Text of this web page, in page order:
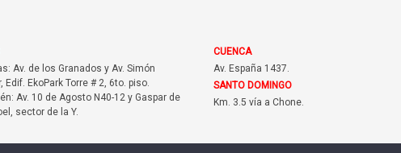
Av. de los Granados y Av. Simón
Edif. EkoPark Torre # 2, 6to. piso.
Av. 10 de Agosto N40-12 y Gaspar de
sector de la Y.
CUENCA
Av. España 1437.
SANTO DOMINGO
Km. 3.5 vía a Chone.